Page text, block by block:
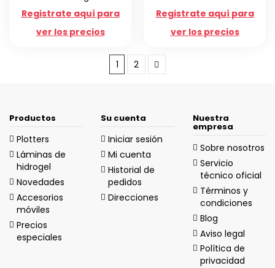
Registrate aquí para
ver los precios
Registrate aquí para
ver los precios
1 2
Productos
Plotters
Láminas de
hidrogel
Novedades
Accesorios
móviles
Precios
especiales
Su cuenta
Iniciar sesión
Mi cuenta
Historial de
pedidos
Direcciones
Nuestra
empresa
Sobre nosotros
Servicio
técnico oficial
Términos y
condiciones
Blog
Aviso legal
Política de
privacidad